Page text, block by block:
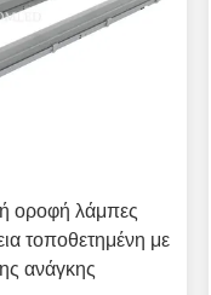
οροφή λάμπες
τοποθετημένη με
ανάγκης